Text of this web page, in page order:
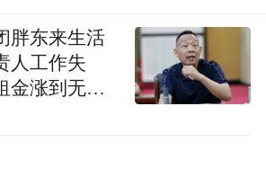
胖东来生活
人工作失
金涨到无法